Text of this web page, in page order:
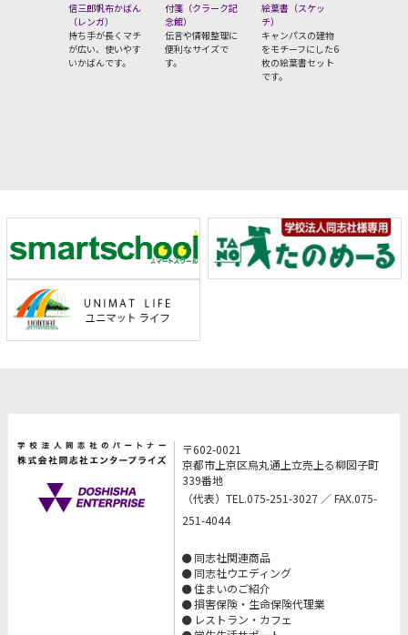
信三郎帆布かばん
（レンガ）
持ち手が長くマチ
が広い、使いやす
いかばんです。
付箋（クラーク記
念館）
伝言や情報整理に
便利なサイズで
す。
絵葉書（スケッ
チ）
キャンパスの建物
をモチーフにした6
枚の絵葉書セット
です。
〒602-0021
京都市上京区烏丸通上立売上る柳図子町
339番地
（代表）TEL.075-251-3027 ／ FAX.075-
251-4044
同志社関連商品
同志社ウエディング
住まいのご紹介
損害保険・生命保険代理業
レストラン・カフェ